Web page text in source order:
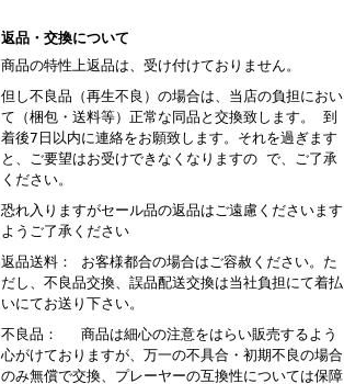
返品・交換について
商品の特性上返品は、受け付けておりません。
但し不良品（再生不良）の場合は、当店の負担におい
て（梱包・送料等）正常な同品と交換致します。 到
着後7日以内に連絡をお願致します。それを過ぎます
と、ご要望はお受けできなくなりますの で、ご了承
ください。
恐れ入りますがセール品の返品はご遠慮くださいます
ようご了承ください
返品送料： お客様都合の場合はご容赦ください。た
だし、不良品交換、誤品配送交換は当社負担にて着払
いにてお送り下さい。
不良品： 商品は細心の注意をはらい販売するよう
心がけておりますが、万一の不具合・初期不良の場合
のみ無償で交換、プレーヤーの互換性については保障